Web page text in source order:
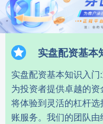
实盘配资基本
实盘配资基本知识入
为投资者提供卓越的
将体验到灵活的杠杆
账服务。我们的团队